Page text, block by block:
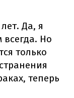
Да, я
Но
только
теперь